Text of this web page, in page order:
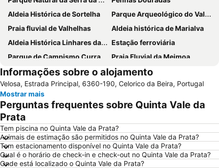
Aldeia Histórica de Sortelha
Parque Arqueológico do Vale do Coa
Praia fluvial de Valhelhas
Aldeia histórica de Marialva
Aldeia Histórica Linhares da Beira
Estação ferroviária
Parque de Campismo Curral do Negro Gouveia
Praia Fluvial da Meimoa
Reserva Natural da Serra da Malcata
Aldeia Histórica de Castelo Rodrigo
Aldeia Histórica de Trancoso
Museu do Pão
Piscina Municipal da Covilhã
Capela da Santa Casa da Misericórdia de Alfaiates
Sé Catedral da Guarda
Aldeia Histórica de Castelo Mendo
Castelo de Linhares da Beira
Castelo de Sortelha
Praia Artificial
Antiga Judiaria da Guarda
Serra Marofa
Informações sobre o alojamento
Velosa, Estrada Principal, 6360-190, Celorico da Beira, Portugal
Mostrar mais
Perguntas frequentes sobre Quinta Vale da
Prata
Tem piscina no Quinta Vale da Prata?
Animais de estimação são permitidos no Quinta Vale da Prata?
Tem estacionamento disponível no Quinta Vale da Prata?
Qual é o horário de check-in e check-out no Quinta Vale da Prata?
Onde está localizado o Quinta Vale da Prata?